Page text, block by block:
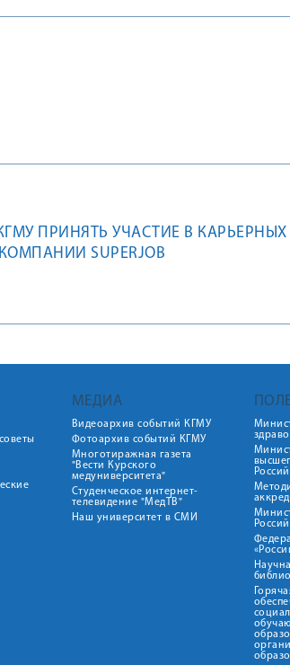
ПРИНЯТЬ УЧАСТИЕ В КАРЬЕРНЫХ
SUPERJOB
МЕДИА
Видеоархив событий КГМУ
Фотоархив событий КГМУ
Многотиражная газета
"Вести Курского
медуниверситета"
Студенческое интернет-
телевидение "МедТВ"
Наш университет в СМИ